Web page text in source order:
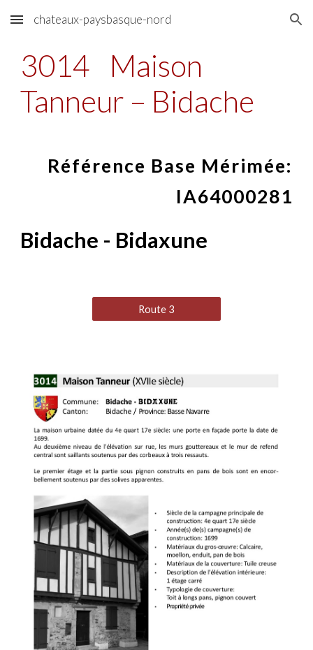
Skip to main content Skip to navigation
chateaux-paysbasque-nord
3014
Maison
Tanneur – Bidache
Référence Base Mérimée:
IA64000281
Bidache - Bidaxune
Route 3